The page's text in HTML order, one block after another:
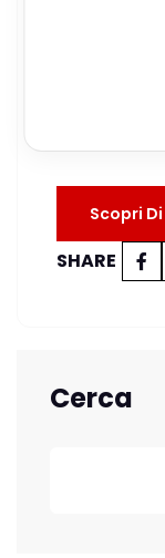
Il
Minasola e
piacere di
Scopri Di
SHARE
Cerca